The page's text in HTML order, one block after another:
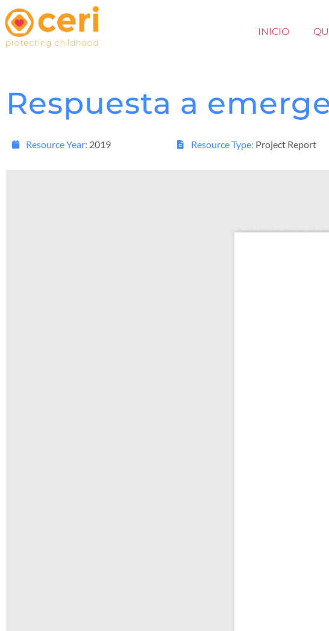
INICIO
Respuesta a
Resource Year: 2019 Resource Type: Project Report